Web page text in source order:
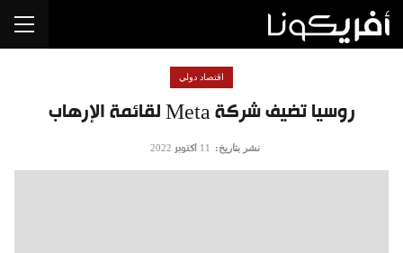
روسيا تضيف شركة Meta لقائمة الإرهاب
اقتصاد دولي
نشر بتاريخ: 11 أكتوبر 2022